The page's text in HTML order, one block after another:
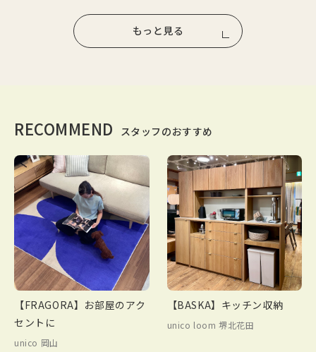
もっと見る
RECOMMEND スタッフのおすすめ
【FRAGORA】お部屋のアク
セントに
unico 岡山
【BASKA】キッチン収納
unico loom 堺北花田